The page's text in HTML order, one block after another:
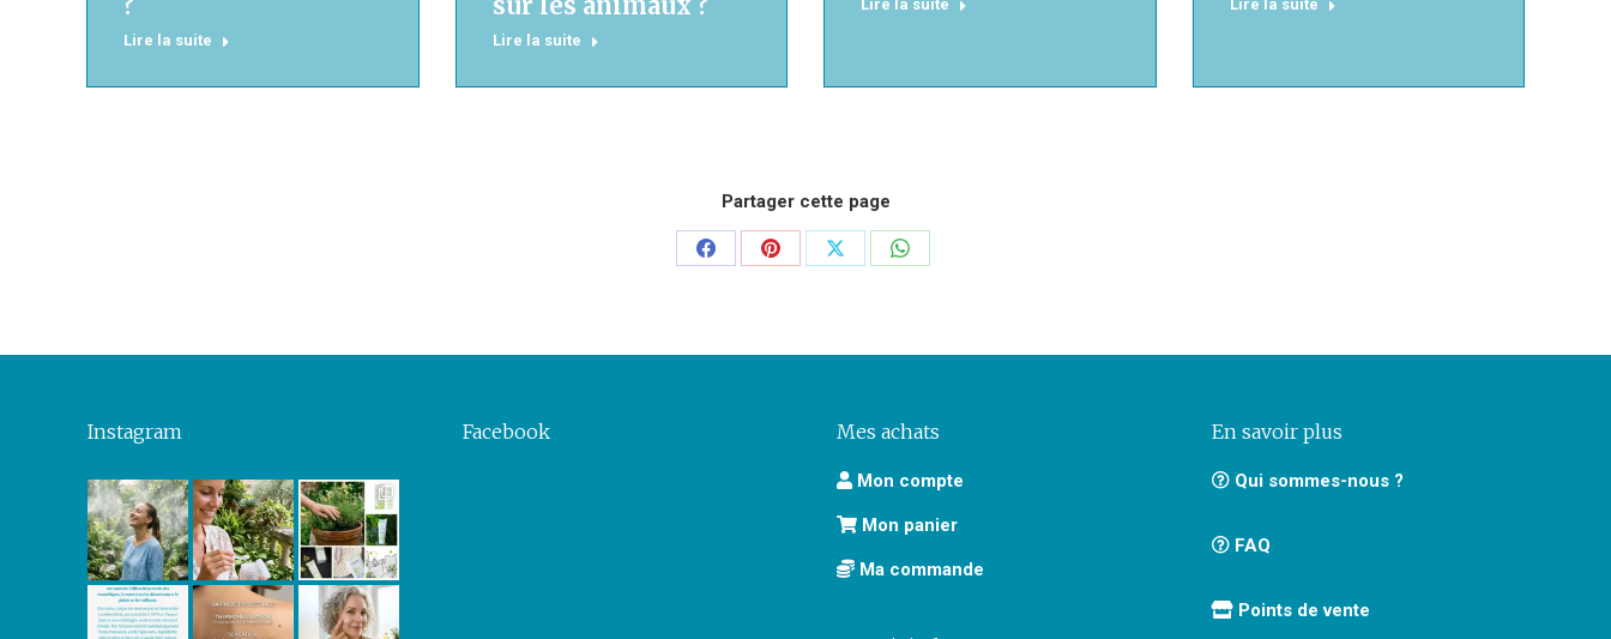
Lire la suite Lire la suite
Lire la suite Lire la suite
Partager cette page
PartagerPartagerPartagerPartager
Instagram Facebook Mes achats
Mon compte
Mon panier
Ma commande
En savoir plus
Qui sommes-nous ?
FAQ
Points de vente